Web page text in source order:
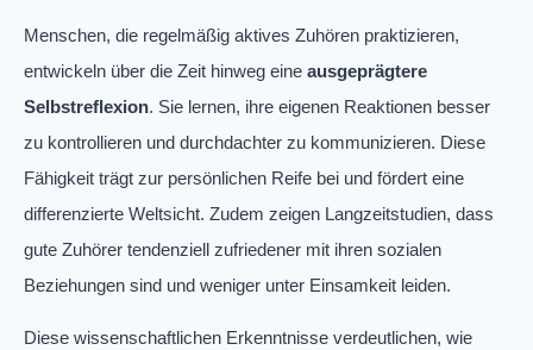
Menschen, die regelmäßig aktives Zuhören praktizieren,
entwickeln über die Zeit hinweg eine ausgeprägtere
Selbstreflexion. Sie lernen, ihre eigenen Reaktionen besser
zu kontrollieren und durchdachter zu kommunizieren. Diese
Fähigkeit trägt zur persönlichen Reife bei und fördert eine
differenzierte Weltsicht. Zudem zeigen Langzeitstudien, dass
gute Zuhörer tendenziell zufriedener mit ihren sozialen
Beziehungen sind und weniger unter Einsamkeit leiden.
Diese wissenschaftlichen Erkenntnisse verdeutlichen, wie